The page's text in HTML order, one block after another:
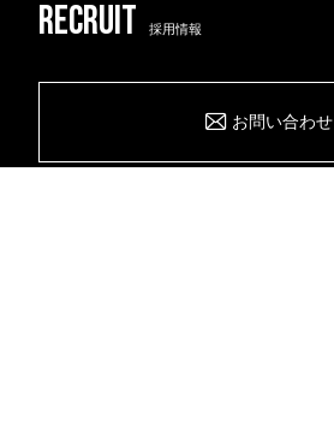
採用情報
お問い合わせ